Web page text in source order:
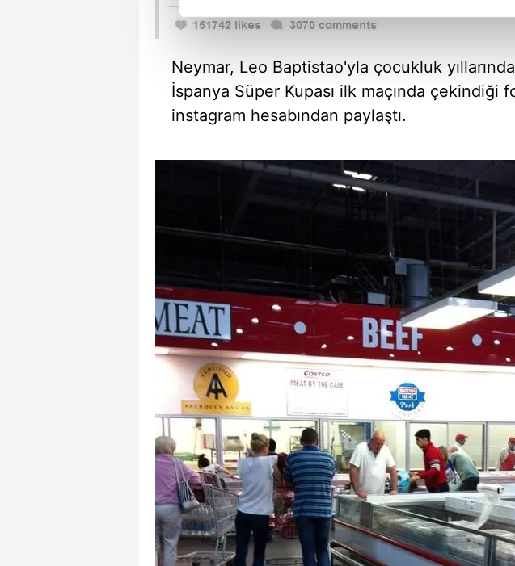
Sizlere daha iyi bir hizmet sunabilmek için İnternet
çerezler vasıtasıyla çeşitli kişisel verileriniz işlenmekte
amacıyla kullanılmaktadır. Diğer çerezler, sitemizin
reklam/pazarlama faaliyetlerinin yapılması, amaçlarıyla
butonuna tıklayabilir,Çerez Bilgilendirme Metnimizi
6698 sayılı Kişisel Verilerin Korunması Kanunu
mevzuata uygun olarak kullanılan çerezlerle ilgili bilgi
Neymar, Leo Baptistao'yla çocukluk
İspanya Süper Kupası ilk maçında çekindiği
instagram hesabından paylaştı.